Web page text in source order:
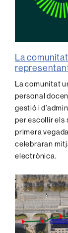
La
La comunitat
personal
gestió i
per escollir els
primera
celebraran
electrònica.